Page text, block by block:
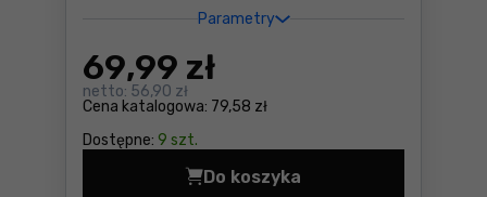
Parametry
Cena katalogowa: 79,58 zł
69,99 zł
netto: 56,90 zł
Dostępne: 9 szt.
Do koszyka
Klucze torx T10-50, 9szt,